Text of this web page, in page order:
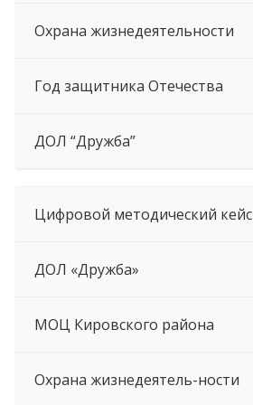
Охрана жизнедеятельности
Год защитника Отечества
ДОЛ “Дружба”
Цифровой методический кейс
ДОЛ «Дружба»
МОЦ Кировского района
Охрана жизнедеятель-ности